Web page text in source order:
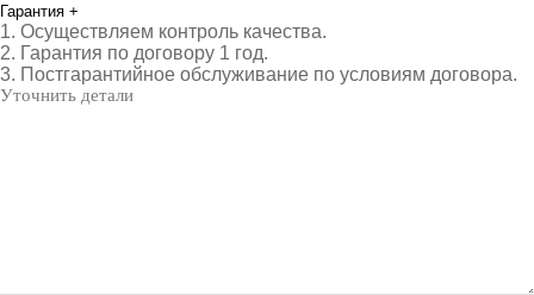
Гарантия +
1. Осуществляем контроль качества.
2. Гарантия по договору 1 год.
3. Постгарантийное обслуживание по условиям договора.